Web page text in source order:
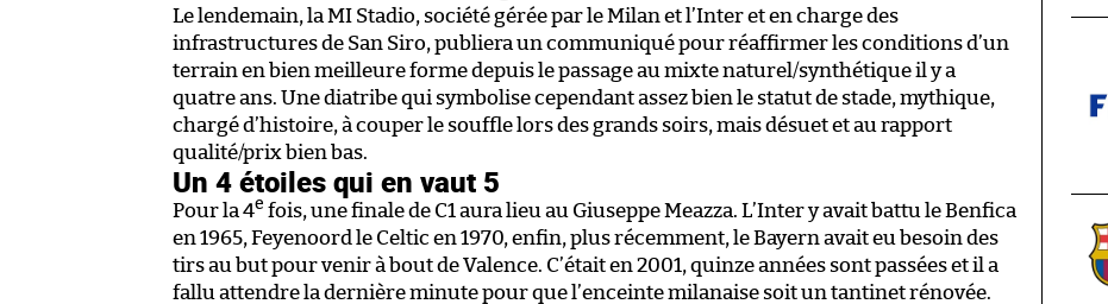
Le lendemain, la MI Stadio, société gérée par le Milan et l’Inter et en charge des
infrastructures de San Siro, publiera un communiqué pour réaffirmer les conditions d’un
terrain en bien meilleure forme depuis le passage au mixte naturel/synthétique il y a
quatre ans. Une diatribe qui symbolise cependant assez bien le statut de stade, mythique,
chargé d’histoire, à couper le souffle lors des grands soirs, mais désuet et au rapport
qualité/prix bien bas.
Un 4 étoiles qui en vaut 5
Pour la 4e fois, une finale de C1 aura lieu au Giuseppe Meazza. L’Inter y avait battu le Benfica
en 1965, Feyenoord le Celtic en 1970, enfin, plus récemment, le Bayern avait eu besoin des
tirs au but pour venir à bout de Valence. C’était en 2001, quinze années sont passées et il a
fallu attendre la dernière minute pour que l’enceinte milanaise soit un tantinet rénovée.